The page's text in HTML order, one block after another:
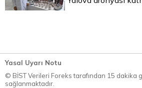
Yasal Uyarı Notu
© BİST Verileri Foreks tarafından 15 dakika
sağlanmaktadır.